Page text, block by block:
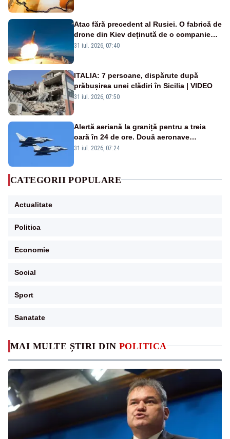
MAI MULTE ȘTIRI DIN POLITICA
Atac fără precedent al Rusiei. O fabrică de
drone din Kiev deținută de o companie
americană, distrusă de o rachetă
31 iul. 2026, 07:40
ITALIA: 7 persoane, dispărute după
prăbușirea unei clădiri în Sicilia | VIDEO
31 iul. 2026, 07:50
Alertă aeriană la graniță pentru a treia
oară în 24 de ore. Două aeronave
Eurofighter britanice au fost ridicate de la
31 iul. 2026, 07:24
CATEGORII POPULARE
Actualitate
Politica
Economie
Social
Sport
Sanatate